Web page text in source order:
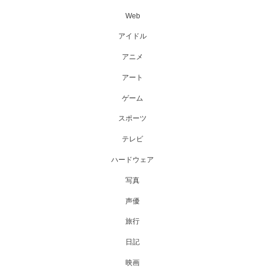
Web
アイドル
アニメ
アート
ゲーム
スポーツ
テレビ
ハードウェア
写真
声優
旅行
日記
映画